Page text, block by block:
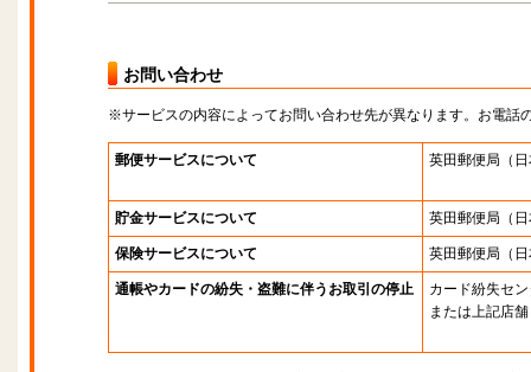
お問い合わせ
※サービスの内容によってお問い合わせ先が異なります。お電話
郵便サービスについて 英田郵便局 （
貯金サービスについて 英田郵便局 （
保険サービスについて 英田郵便局 （
通帳やカードの紛失・盗難に伴うお取引の停止
カード紛失セ
または上記店舗